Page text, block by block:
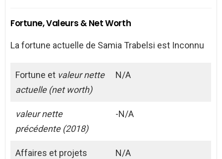
Fortune, Valeurs & Net Worth
La fortune actuelle de Samia Trabelsi est Inconnu
Fortune et valeur nette
actuelle (net worth)
N/A
valeur nette
précédente (2018)
-N/A
Affaires et projets N/A